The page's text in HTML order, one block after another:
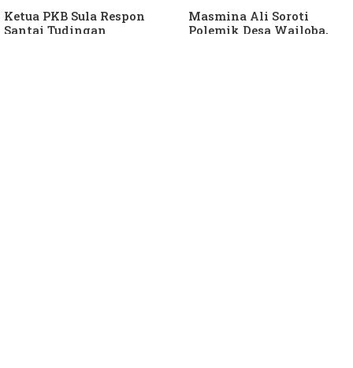
Ketua PKB Sula Respon
Santai Tudingan
Masmina Ali Soroti
Polemik Desa Wailoba,